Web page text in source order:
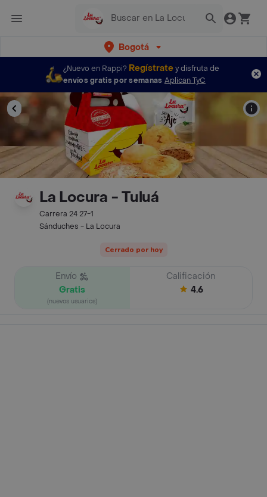
Bogotá
¿Nuevo en Rappi? Regístratey disfruta de
envíos gratis por semanas Aplican TyC
La Locura - Tuluá
Carrera 24 27-1
Sánduches - La Locura
Cerrado por hoy
Envío
Gratis
(nuevos usuarios)
Calificación
4.6